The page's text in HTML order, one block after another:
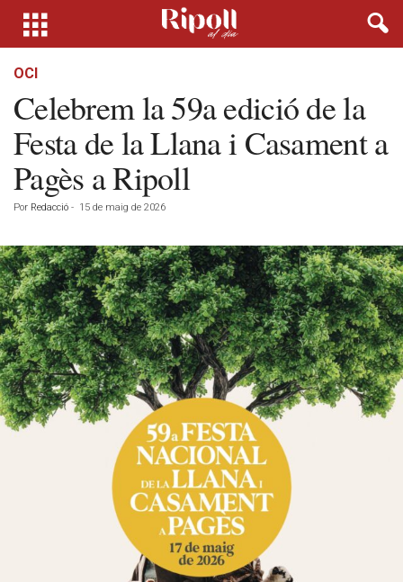
OCI
Celebrem la 59a edició de la
Festa de la Llana i Casament a
Pagès a Ripoll
Por Redacció - 15 de maig de 2026